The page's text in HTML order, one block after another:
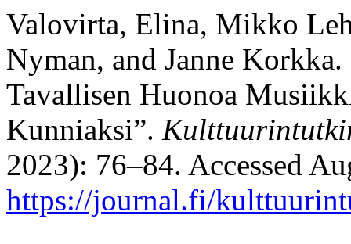
Valovirta, Elina, Mikko
Nyman, and Janne
Tavallisen Huonoa
Kunniaksi”.
2023): 76–84. Accessed
https://journal.fi/